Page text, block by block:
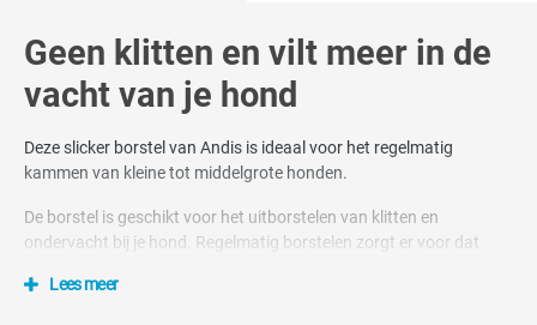
Geen klitten en vilt meer in de
vacht van je hond
Deze slicker borstel van Andis is ideaal voor het regelmatig
kammen van kleine tot middelgrote honden.
De borstel is geschikt voor het uitborstelen van klitten en
ondervacht bij je hond. Regelmatig borstelen zorgt er voor dat
Lees meer